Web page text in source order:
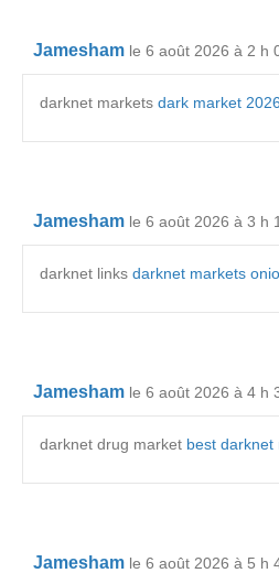
Jamesham le 6 août 2026 à 2 h
darknet markets dark market 2026
Jamesham le 6 août 2026 à 3 h
darknet links darknet markets
Jamesham le 6 août 2026 à 4 h
darknet drug market best darknet
Jamesham le 6 août 2026 à 5 h